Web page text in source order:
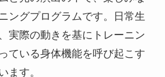
ングプログラムです。日常生
実際の動きを基にトレーニン
ている身体機能を呼び起こす
ます。